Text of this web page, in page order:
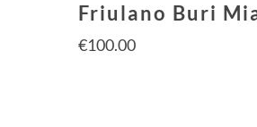
Friulano Buri
€100.00